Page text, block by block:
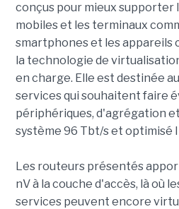
conçus pour mieux
mobiles et les terminaux
smartphones et les appareils
la technologie de
en charge. Elle est destinée
services qui souhaitent faire
périphériques, d'agrégation
système 96 Tbt/s et optimisé
Les routeurs présentés
nV à la couche d'accès, là où
services peuvent encore